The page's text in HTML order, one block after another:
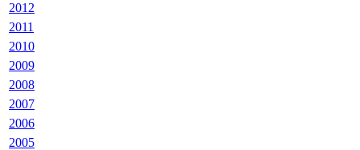
2012
2011
2010
2009
2008
2007
2006
2005